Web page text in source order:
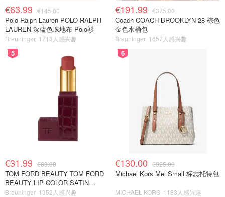
€63.99 €145.00
Polo Ralph Lauren POLO RALPH
LAUREN 深蓝色珠地布 Polo衫
Breuninger 1713人感兴趣
€191.99 €375.00
Coach COACH BROOKLYN 28 棕色
金色水桶包
Breuninger 1657人感兴趣
5
€31.99 €63.00
TOM FORD BEAUTY TOM FORD
BEAUTY LIP COLOR SATIN
MATTE 裸玫瑰口红
Breuninger 1352人感兴趣
6
€130.00 €325.00
Michael Kors Mel Small 标志托特包
MICHAEL KORS 1183人感兴趣